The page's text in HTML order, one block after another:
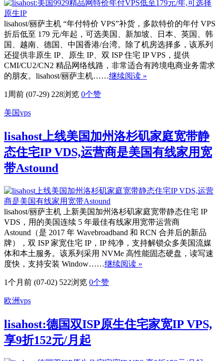
lisahost/丽萨主机 “年付特价 VPS”补货，多款特价的年付 VPS
折后低至 179 元/年起，可选美国、新加坡、日本、英国、韩
国、越南、德国、中国香港/台湾。除了机房选择多，该系列
还提供非原生 IP、原生 IP、双 ISP 住宅 IP VPS，提供
CMI/CU2/CN2 精品网络线路，非常适合有跨境电商业务需求
的朋友。lisahost/丽萨主机……继续阅读 »
1周前 (07-29) 228浏览 0个赞
美国vps
lisahost上线美国加州洛杉矶家庭宽带静
态住宅IP VDS,运营商是美国有线家用宽
带Astound
lisahost/丽萨主机 上新美国加州洛杉矶家庭宽带静态住宅 IP
VDS，用的美国连续 5 年最佳有线家用宽带运营商
Astound（是 2017 年 Wavebroadband 和 RCN 合并后的新品
牌），双 ISP 家宽住宅 IP，IP 纯净，支持解锁众多美国流媒
体和本土服务。该系列采用 NVMe 高性能固态硬盘，读写速
度快，支持安装 Window……继续阅读 »
1个月前 (07-02) 522浏览 0个赞
欧洲vps
lisahost:德国双ISP原生住宅家宽IP VPS,
享9折152元/月起